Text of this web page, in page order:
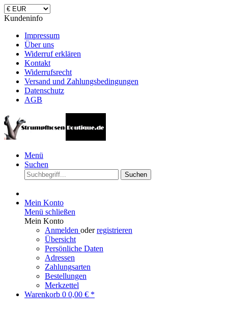
Kundeninfo
Impressum
Über uns
Widerruf erklären
Kontakt
Widerrufsrecht
Versand und Zahlungsbedingungen
Datenschutz
AGB
Menü
Suchen
Suchen
Mein Konto
Menü schließen
Mein Konto
Anmelden oderregistrieren
Übersicht
Persönliche Daten
Adressen
Zahlungsarten
Bestellungen
Merkzettel
Warenkorb 0 0,00 € *